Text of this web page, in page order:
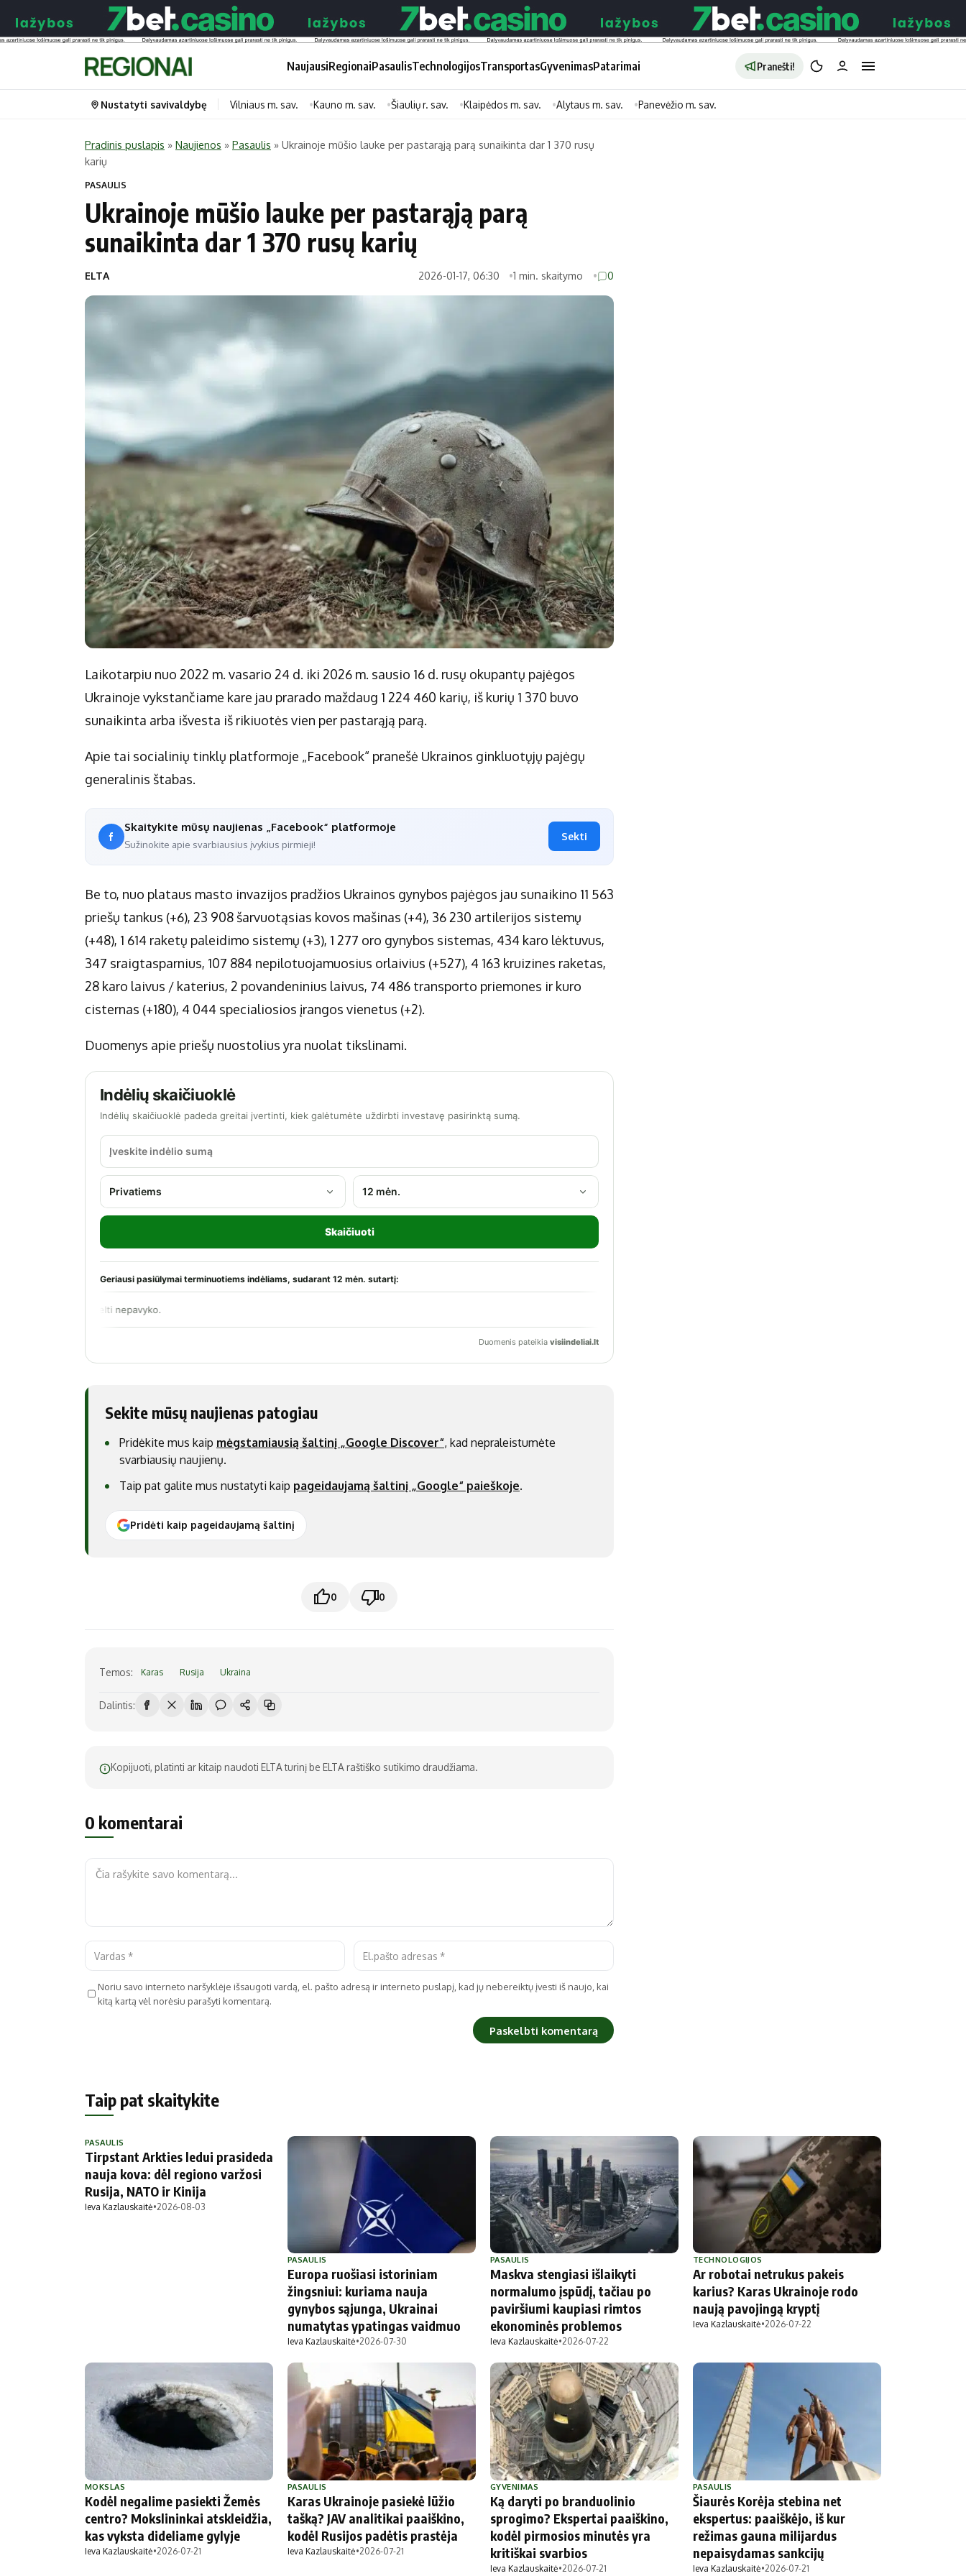
NaujausiRegionaiPasaulisTechnologijosTransportasGyvenimasPatarimai Pranešti!
Portalas
Savivaldybės
Naujausi
Dirbtinis intelektas
Gyvenimas
Horoskopai
Sveikata
Technologijos
Ekonomikos naujienos
Kauno miesto
Klaipėdos miesto
Nustatyti savivaldybę Vilniaus m. sav. Kauno m. sav. Šiaulių r. sav. Klaipėdos m. sav. Alytaus m. sav. Panevėžio m. sav.
Pradinis puslapis » Naujienos » Pasaulis » Ukrainoje mūšio lauke per pastarąją parą sunaikinta dar 1 370 rusų
karių
PASAULIS
Ukrainoje mūšio lauke per pastarąją parą
sunaikinta dar 1 370 rusų karių
ELTA 2026-01-17, 06:30 1 min. skaitymo 0
Laikotarpiu nuo 2022 m. vasario 24 d. iki 2026 m. sausio 16 d. rusų okupantų pajėgos
Ukrainoje vykstančiame kare jau prarado maždaug 1 224 460 karių, iš kurių 1 370 buvo
sunaikinta arba išvesta iš rikiuotės vien per pastarąją parą.
Apie tai socialinių tinklų platformoje „Facebook“ pranešė Ukrainos ginkluotųjų pajėgų
generalinis štabas.
Skaitykite mūsų naujienas „Facebook“ platformoje
Sužinokite apie svarbiausius įvykius pirmieji!
Sekti
Be to, nuo plataus masto invazijos pradžios Ukrainos gynybos pajėgos jau sunaikino 11 563
priešų tankus (+6), 23 908 šarvuotąsias kovos mašinas (+4), 36 230 artilerijos sistemų
(+48), 1 614 raketų paleidimo sistemų (+3), 1 277 oro gynybos sistemas, 434 karo lėktuvus,
347 sraigtasparnius, 107 884 nepilotuojamuosius orlaivius (+527), 4 163 kruizines raketas,
28 karo laivus / katerius, 2 povandeninius laivus, 74 486 transporto priemones ir kuro
cisternas (+180), 4 044 specialiosios įrangos vienetus (+2).
Duomenys apie priešų nuostolius yra nuolat tikslinami.
Sekite mūsų naujienas patogiau
Pridėkite mus kaip mėgstamiausią šaltinį „Google Discover“, kad nepraleistumėte
svarbiausių naujienų.
Taip pat galite mus nustatyti kaip pageidaujamą šaltinį „Google“ paieškoje.
Pridėti kaip pageidaujamą šaltinį
0 0
Temos: Karas Rusija Ukraina
Dalintis:
Kopijuoti, platinti ar kitaip naudoti ELTA turinį be ELTA raštiško sutikimo draudžiama.
0 komentarai
Noriu savo interneto naršyklėje išsaugoti vardą, el. pašto adresą ir interneto puslapį, kad jų nebereiktų įvesti iš naujo, kai
kitą kartą vėl norėsiu parašyti komentarą.
Taip pat skaitykite
PASAULIS
Tirpstant Arkties ledui prasideda
nauja kova: dėl regiono varžosi
Rusija, NATO ir Kinija
Ieva Kazlauskaitė•2026-08-03
PASAULIS
Europa ruošiasi istoriniam
žingsniui: kuriama nauja
gynybos sąjunga, Ukrainai
numatytas ypatingas vaidmuo
Ieva Kazlauskaitė•2026-07-30
PASAULIS
Maskva stengiasi išlaikyti
normalumo įspūdį, tačiau po
paviršiumi kaupiasi rimtos
ekonominės problemos
Ieva Kazlauskaitė•2026-07-22
TECHNOLOGIJOS
Ar robotai netrukus pakeis
karius? Karas Ukrainoje rodo
naują pavojingą kryptį
Ieva Kazlauskaitė•2026-07-22
MOKSLAS
Kodėl negalime pasiekti Žemės
centro? Mokslininkai atskleidžia,
kas vyksta dideliame gylyje
Ieva Kazlauskaitė•2026-07-21
PASAULIS
Karas Ukrainoje pasiekė lūžio
tašką? JAV analitikai paaiškino,
kodėl Rusijos padėtis prastėja
Ieva Kazlauskaitė•2026-07-21
GYVENIMAS
Ką daryti po branduolinio
sprogimo? Ekspertai paaiškino,
kodėl pirmosios minutės yra
kritiškai svarbios
Ieva Kazlauskaitė•2026-07-21
PASAULIS
Šiaurės Korėja stebina net
ekspertus: paaiškėjo, iš kur
režimas gauna milijardus
nepaisydamas sankcijų
Ieva Kazlauskaitė•2026-07-21